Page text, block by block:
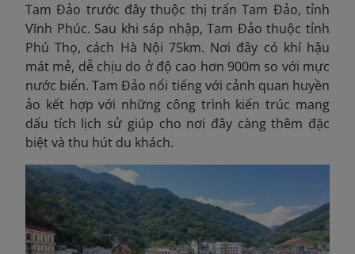
Tam Đảo trước đây thuộc thị trấn Tam Đảo, tỉnh
Vĩnh Phúc. Sau khi sáp nhập, Tam Đảo thuộc tỉnh
Phú Thọ, cách Hà Nội 75km. Nơi đây có khí hậu
mát mẻ, dễ chịu do ở độ cao hơn 900m so với mực
nước biển. Tam Đảo nổi tiếng với cảnh quan huyền
ảo kết hợp với những công trình kiến trúc mang
dấu tích lịch sử giúp cho nơi đây càng thêm đặc
biệt và thu hút du khách.